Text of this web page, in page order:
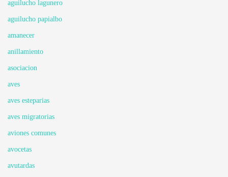
aguilucho lagunero
aguilucho papialbo
amanecer
anillamiento
asociacion
aves
aves esteparias
aves migratorias
aviones comunes
avocetas
avutardas